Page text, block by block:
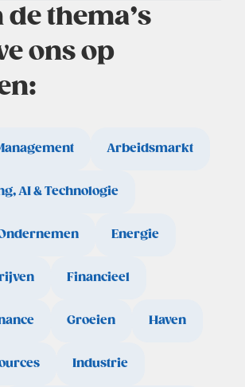
thema’s
ons op
Arbeidsmarkt
AI & Technologie
Energie
Financieel
Groeien Haven
Industrie